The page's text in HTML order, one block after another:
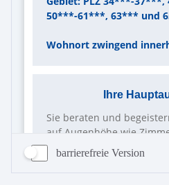
barrierefreie Version